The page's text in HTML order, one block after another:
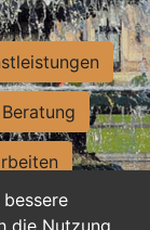
die Nutzung